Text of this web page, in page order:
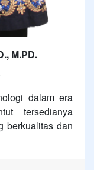
M.PD.
dalam era
tersedianya
berkualitas dan